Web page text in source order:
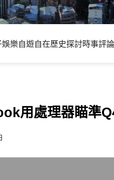
娛樂自遊自在歷史探討時事評論
用處理器瞄準